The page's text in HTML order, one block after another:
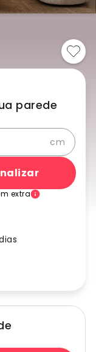
parede
cm
extra